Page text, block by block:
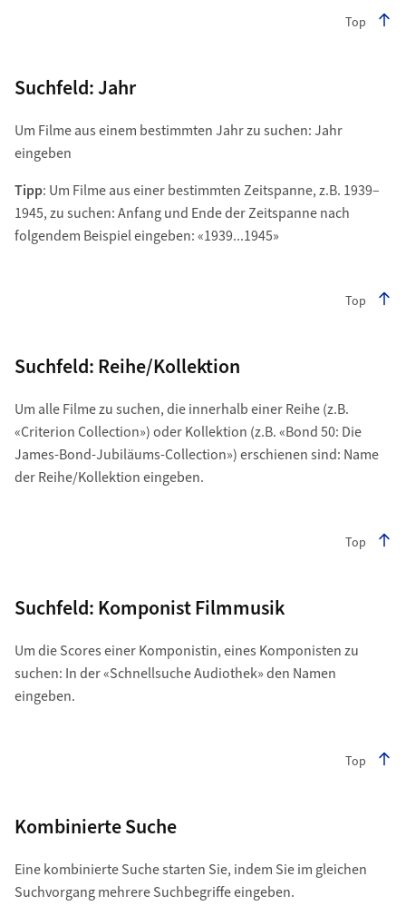
Top
Suchfeld: Jahr
Um Filme aus einem bestimmten Jahr zu suchen: Jahr
eingeben
Tipp: Um Filme aus einer bestimmten Zeitspanne, z.B. 1939–
1945, zu suchen: Anfang und Ende der Zeitspanne nach
folgendem Beispiel eingeben: «1939...1945»
Top
Suchfeld: Reihe/Kollektion
Um alle Filme zu suchen, die innerhalb einer Reihe (z.B.
«Criterion Collection») oder Kollektion (z.B. «Bond 50: Die
James-Bond-Jubiläums-Collection») erschienen sind: Name
der Reihe/Kollektion eingeben.
Top
Suchfeld: Komponist Filmmusik
Um die Scores einer Komponistin, eines Komponisten zu
suchen: In der «Schnellsuche Audiothek» den Namen
eingeben.
Top
Kombinierte Suche
Eine kombinierte Suche starten Sie, indem Sie im gleichen
Suchvorgang mehrere Suchbegriffe eingeben.